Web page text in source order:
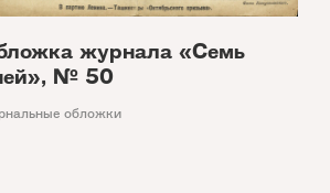
журнала «Семь
№ 50
обложки